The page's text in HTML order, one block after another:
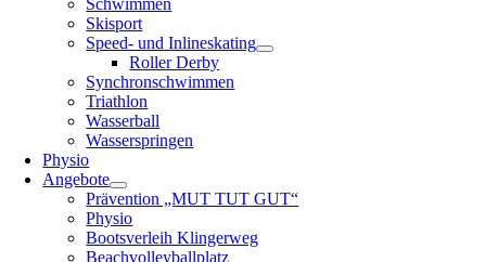
Schwimmen
Skisport
Speed- und Inlineskating
Roller Derby
Synchronschwimmen
Triathlon
Wasserball
Wasserspringen
Physio
Angebote
Prävention „MUT TUT GUT“
Physio
Bootsverleih Klingerweg
Beachvolleyballplatz